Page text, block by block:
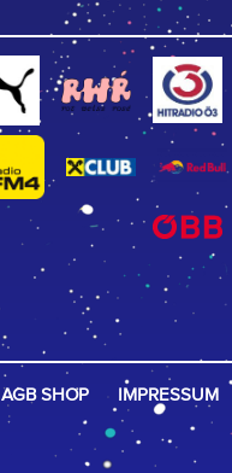
AGB SHOP IMPRESSUM